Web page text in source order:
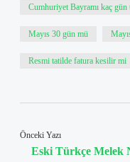
Cumhuriyet Bayramı kaç gün
Mayıs 30 gün mü
Resmi tatilde fatura kesilir mi
Önceki Yazı
Eski Türkçe Melek